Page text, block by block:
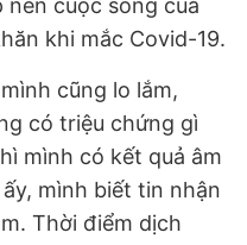
cuộc sống của
khi mắc Covid-19.
cũng lo lắm,
có triệu chứng gì
mình có kết quả âm
mình biết tin nhận
Thời điểm dịch